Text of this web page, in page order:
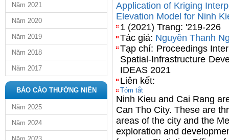
Năm 2021
Năm 2020
Năm 2019
Năm 2018
Năm 2017
BÁO CÁO THƯỜNG NIÊN
Năm 2025
Năm 2024
Application of Kriging
Elevation Model for Ninh
1 (2021) Trang: '219-226
Tác giả: Nguyễn Thanh
Tạp chí: Proceedings
Spatial-Infrastructure
IDEAS 2021
Liên kết:
Tóm tắt
Ninh Kieu and Cai Rang
Can Tho City. These are
areas of the city and the
exploration and